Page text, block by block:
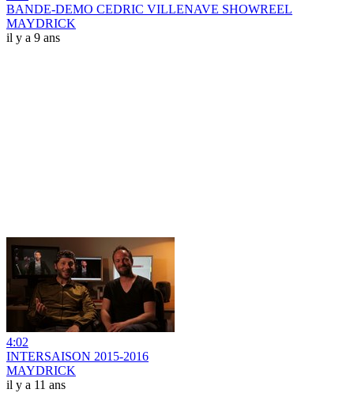
BANDE-DEMO CEDRIC VILLENAVE SHOWREEL
MAYDRICK
il y a 9 ans
4:02
INTERSAISON 2015-2016
MAYDRICK
il y a 11 ans